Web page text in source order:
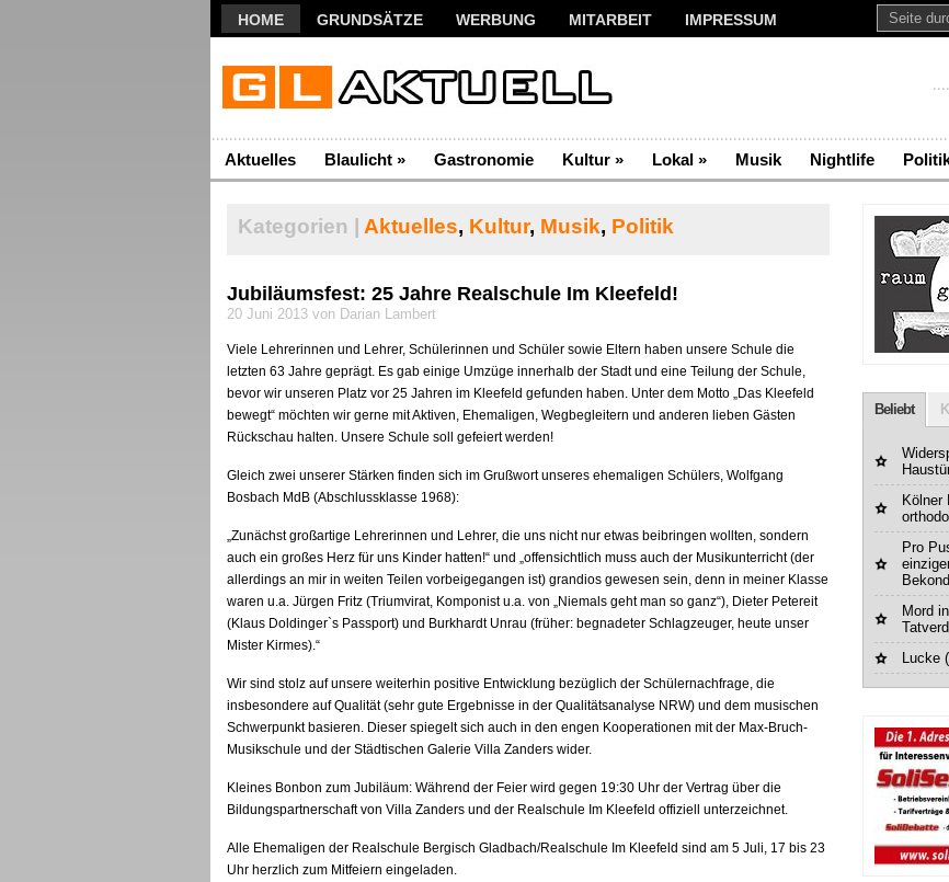
HOME GRUNDSÄTZE WERBUNG MITARBEIT IMPRESSUM
Aktuelles Blaulicht » Gastronomie Kultur » Lokal » Musik Nightlife
Kategorien | Aktuelles, Kultur, Musik, Politik
Jubiläumsfest: 25 Jahre Realschule Im Kleefeld!
20 Juni 2013 von Darian Lambert
Viele Lehrerinnen und Lehrer, Schülerinnen und Schüler sowie Eltern haben unsere Schule die
letzten 63 Jahre geprägt. Es gab einige Umzüge innerhalb der Stadt und eine Teilung der Schule,
bevor wir unseren Platz vor 25 Jahren im Kleefeld gefunden haben. Unter dem Motto „Das Kleefeld
bewegt“ möchten wir gerne mit Aktiven, Ehemaligen, Wegbegleitern und anderen lieben Gästen
Rückschau halten. Unsere Schule soll gefeiert werden!
Gleich zwei unserer Stärken finden sich im Grußwort unseres ehemaligen Schülers, Wolfgang
Bosbach MdB (Abschlussklasse 1968):
„Zunächst großartige Lehrerinnen und Lehrer, die uns nicht nur etwas beibringen wollten, sondern
auch ein großes Herz für uns Kinder hatten!“ und „offensichtlich muss auch der Musikunterricht (der
allerdings an mir in weiten Teilen vorbeigegangen ist) grandios gewesen sein, denn in meiner Klasse
waren u.a. Jürgen Fritz (Triumvirat, Komponist u.a. von „Niemals geht man so ganz“), Dieter Petereit
(Klaus Doldinger`s Passport) und Burkhardt Unrau (früher: begnadeter Schlagzeuger, heute unser
Mister Kirmes).“
Wir sind stolz auf unsere weiterhin positive Entwicklung bezüglich der Schülernachfrage, die
insbesondere auf Qualität (sehr gute Ergebnisse in der Qualitätsanalyse NRW) und dem musischen
Schwerpunkt basieren. Dieser spiegelt sich auch in den engen Kooperationen mit der Max-Bruch-
Musikschule und der Städtischen Galerie Villa Zanders wider.
Kleines Bonbon zum Jubiläum: Während der Feier wird gegen 19:30 Uhr der Vertrag über die
Bildungspartnerschaft von Villa Zanders und der Realschule Im Kleefeld offiziell unterzeichnet.
Alle Ehemaligen der Realschule Bergisch Gladbach/Realschule Im Kleefeld sind am 5 Juli, 17 bis 23
Uhr herzlich zum Mitfeiern eingeladen.
Beliebt
Kölner
Pro
Bekond
Mord
Lucke